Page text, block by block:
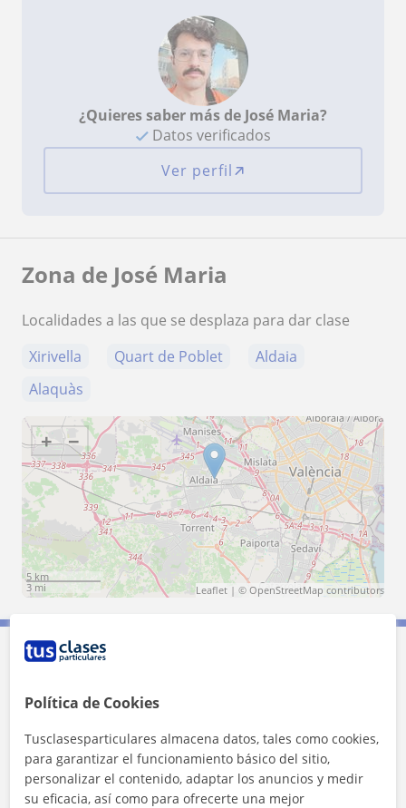
¿Quieres saber más de José Maria?
Datos verificados
Ver perfil
Zona de José Maria
Localidades a las que se desplaza para dar clase
Xirivella
Quart de Poblet
Aldaia
Alaquàs
+ −
5 km
3 mi
Leaflet | © OpenStreetMap contributors
Política de Cookies
Tusclasesparticulares almacena datos, tales como cookies,
para garantizar el funcionamiento básico del sitio,
personalizar el contenido, adaptar los anuncios y medir
su eficacia, así como para ofrecerte una mejor